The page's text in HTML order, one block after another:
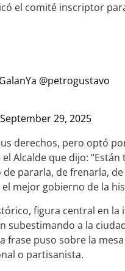
el comité inscriptor
@petrogustavo
September 29, 2025
derechos, pero optó
Alcalde que dijo:
pararla, de frenarla,
mejor gobierno de la
figura central en la
subestimando a la
frase puso sobre la
o partisanista.